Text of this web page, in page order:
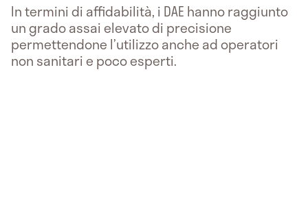
In termini di affidabilità, i DAE hanno raggiunto
un grado assai elevato di precisione
permettendone l’utilizzo anche ad operatori
non sanitari e poco esperti.